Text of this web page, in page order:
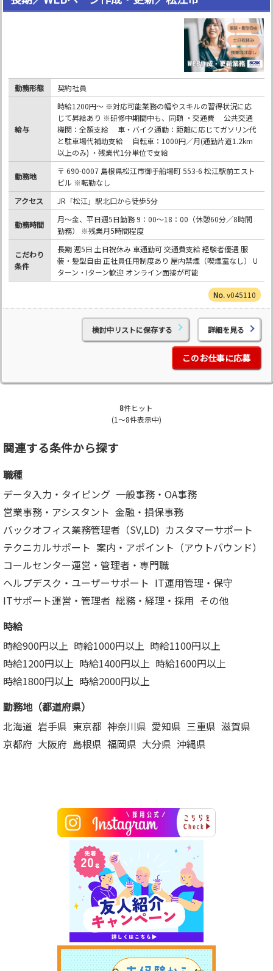
勤務形態 契約社員
給与
時給1200円～ ※対応可能業務の幅やスキルの習得状況に応
じて昇給あり ※研修中期間中も、同額 ・交通費 公共交通
機関：全額支給 車・バイク通勤：距離に応じてガソリン代
と駐車場代補助支給 自転車：1000円／月(通勤片道1.2km
以上のみ) ・残業代1分単位で支給
勤務地
〒 690-0007 島根県松江市御手船場町 553-6 松江駅前エスト
ビル ※転勤なし
アクセス
JR「松江」駅北口から徒歩5分
勤務時間
月～金、平日週5日勤務 9：00～18：00（休憩60分／8時間
勤務） ※残業月5時間程度
こだわり
条件
長期 週5日 土日祝休み 車通勤可 交通費支給 経験者優遇 服
装・髪型自由 正社員任用制度あり 屋内禁煙（喫煙室なし） U
ターン・Iターン歓迎 オンライン面接が可能
v045110
検討中リストに保存する 詳細を見る
このお仕事に応募
8件ヒット
(1～8件表示中)
関連する条件から探す
職種
データ入力・タイピング 一般事務・OA事務
営業事務・アシスタント 金融・損保事務
バックオフィス業務管理者（SV,LD) カスタマーサポート
テクニカルサポート 案内・アポイント（アウトバウンド）
コールセンター運営・管理者・専門職
ヘルプデスク・ユーザーサポート IT運用管理・保守
ITサポート運営・管理者 総務・経理・採用 その他
時給
時給900円以上 時給1000円以上 時給1100円以上
時給1200円以上 時給1400円以上 時給1600円以上
時給1800円以上 時給2000円以上
勤務地（都道府県）
北海道 岩手県 東京都 神奈川県 愛知県 三重県 滋賀県
京都府 大阪府 島根県 福岡県 大分県 沖縄県